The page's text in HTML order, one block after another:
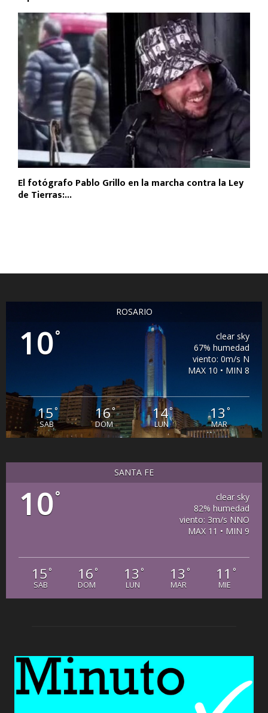
El fotógrafo Pablo Grillo en la marcha contra la Ley
de Tierras:...
ROSARIO
10°
clear sky
67% humedad
viento: 0m/s N
MAX 10 • MIN 8
15°
SAB
16°
DOM
14°
LUN
13 °
MAR
SANTA FE
10°
clear sky
82% humedad
viento: 3m/s NNO
MAX 11 • MIN 9
15 °
SAB
16 °
DOM
13 °
LUN
13 °
MAR
11 °
MIE